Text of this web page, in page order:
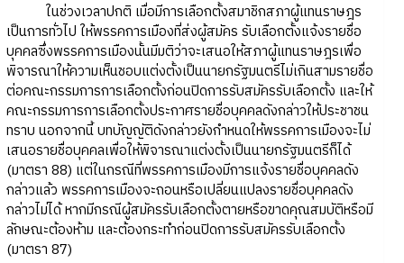
ในช่วงเวลาปกติ เมื่อมีการเลือกตั้งสมาชิกสภาผู้แทนราษฎร
เป็นการทั่วไป ให้พรรคการเมืองที่ส่งผู้สมัคร รับเลือกตั้งแจ้งรายชื่อ
บุคคลซึ่งพรรคการเมืองนั้นมีมติว่าจะเสนอให้สภาผู้แทนราษฎรเพื่อ
พิจารณาให้ความเห็นชอบแต่งตั้งเป็นนายกรัฐมนตรีไม่เกินสามรายชื่อ
ต่อคณะกรรมการการเลือกตั้งก่อนปิดการรับสมัครรับเลือกตั้ง และให้
คณะกรรมการการเลือกตั้งประกาศรายชื่อบุคคลดังกล่าวให้ประชาชน
ทราบ นอกจากนี้ บทบัญญัติดังกล่าวยังกำหนดให้พรรคการเมืองจะไม่
เสนอรายชื่อบุคคลเพื่อให้พิจารณาแต่งตั้งเป็นนายกรัฐมนตรีก็ได้
(มาตรา 88) แต่ในกรณีที่พรรคการเมืองมีการแจ้งรายชื่อบุคคลดัง
กล่าวแล้ว พรรคการเมืองจะถอนหรือเปลี่ยนแปลงรายชื่อบุคคลดัง
กล่าวไม่ได้ หากมีกรณีผู้สมัครรับเลือกตั้งตายหรือขาดคุณสมบัติหรือมี
ลักษณะต้องห้าม และต้องกระทำก่อนปิดการรับสมัครรับเลือกตั้ง
(มาตรา 87)